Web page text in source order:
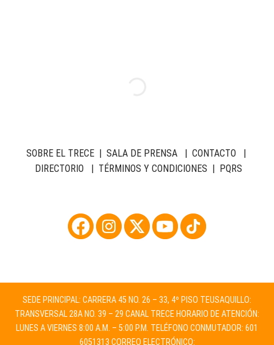
SOBRE EL TRECE| SALA DE PRENSA| CONTACTO |
DIRECTORIO | TÉRMINOS Y CONDICIONES | PQRS
SEDE PRINCIPAL: CARRERA 45 NO. 26 – 33, 4º PISO TEUSAQUILLO:
TRANSVERSAL 28A NO. 39 – 29 CANAL TRECE HORARIO DE ATENCIÓN:
LUNES A VIERNES 8:00 A.M. – 5:00 P.M. TELÉFONO CONMUTADOR: 601
6051313 CORREO ELECTRÓNICO: